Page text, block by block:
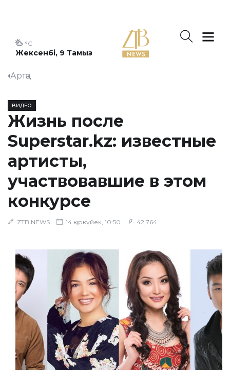
Жексенбі, 9 Тамыз
°C
Артқа
ВИДЕО
Жизнь после
Superstar.kz: известные
артисты,
участвовавшие в этом
конкурсе
ZTB NEWS 14 қыркүйек, 10:50 42,764